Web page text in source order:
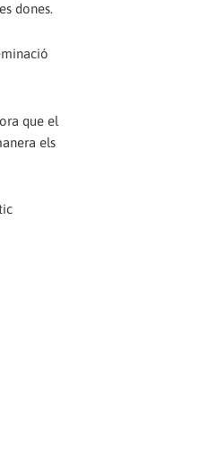
dones.
que el
els